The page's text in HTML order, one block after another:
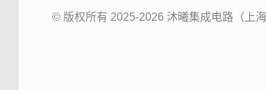
© 版权所有 2025-2026 沐曦集成电路（上